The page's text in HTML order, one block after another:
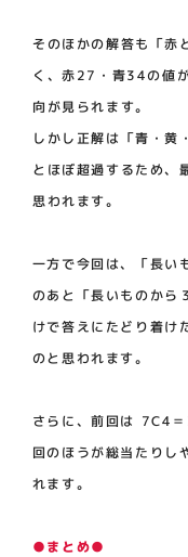
そのほかの解答も「赤
く、赤27・青34の値
向が見られます。
しかし正解は「青・黄
とほぼ超過するため、
思われます。
一方で今回は、「長い
のあと「長いものから
けで答えにたどり着け
のと思われます。
さらに、前回は 7C4
回のほうが総当たりし
れます。
●まとめ●